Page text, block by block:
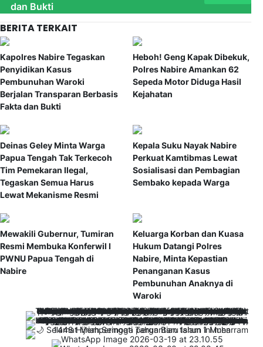
dan Bukti
BERITA TERKAIT
Kapolres Nabire Tegaskan
Penyidikan Kasus
Pembunuhan Waroki
Berjalan Transparan Berbasis
Fakta dan Bukti
Heboh! Geng Kapak Dibekuk,
Polres Nabire Amankan 62
Sepeda Motor Diduga Hasil
Kejahatan
Deinas Geley Minta Warga
Papua Tengah Tak Terkecoh
Tim Pemekaran Ilegal,
Tegaskan Semua Harus
Lewat Mekanisme Resmi
Kepala Suku Nayak Nabire
Perkuat Kamtibmas Lewat
Sosialisasi dan Pembagian
Sembako kepada Warga
Mewakili Gubernur, Tumiran
Resmi Membuka Konferwil I
PWNU Papua Tengah di
Nabire
Keluarga Korban dan Kuasa
Hukum Datangi Polres
Nabire, Minta Kepastian
Penanganan Kasus
Pembunuhan Anaknya di
Waroki